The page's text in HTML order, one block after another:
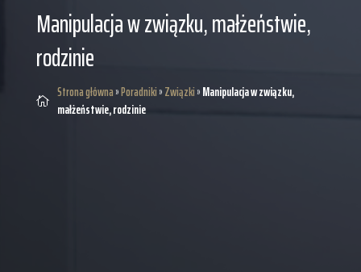
Manipulacja w związku, małżeństwie,
rodzinie
 Strona główna»Poradniki»Związki»Manipulacja w związku,
małżeństwie, rodzinie